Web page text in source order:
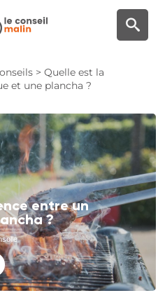
>Quelle est la
et une plancha ?
entre un
?